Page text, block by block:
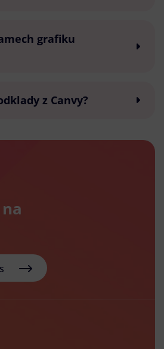
grafiku
z Canvy?